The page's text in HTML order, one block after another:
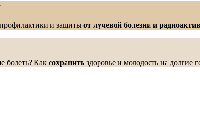
и защиты от лучевой болезни и
болеть? Как сохранить здоровье и молодость на долгие